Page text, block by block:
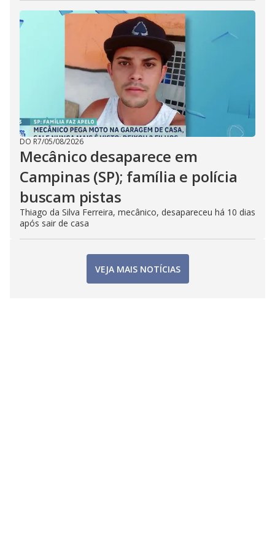
DO R7/05/08/2026
Mecânico desaparece em
Campinas (SP); família e polícia
buscam pistas
Thiago da Silva Ferreira, mecânico, desapareceu há 10 dias
após sair de casa
VEJA MAIS NOTÍCIAS